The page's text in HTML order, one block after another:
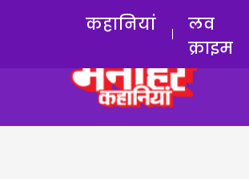
कहानियां
लव
क्राइम